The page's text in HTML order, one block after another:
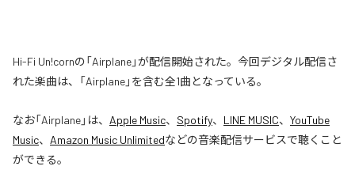
Hi-Fi Un!cornの「Airplane」が配信開始された。今回デジタル配信さ
れた楽曲は、「Airplane」を含む全1曲となっている。
なお「Airplane」は、 Apple Music、 Spotify、 LINE MUSIC、 YouTube
Music、 Amazon Music Unlimitedなどの音楽配信サービスで聴くこと
ができる。